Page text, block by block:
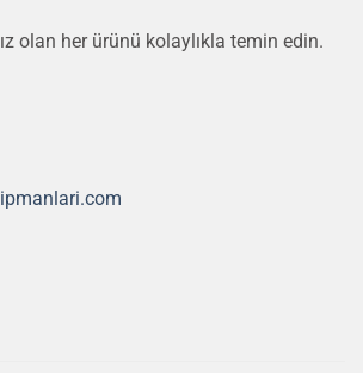
olan her ürünü kolaylıkla temin edin.